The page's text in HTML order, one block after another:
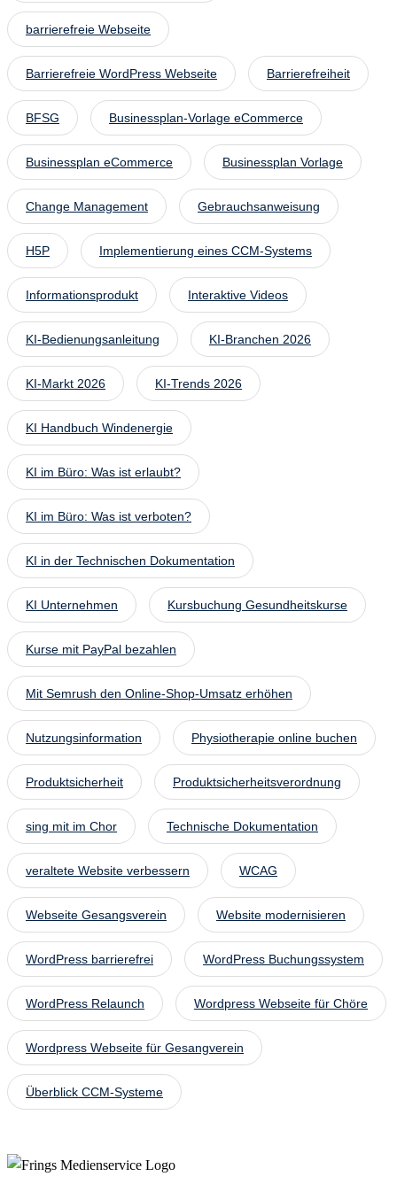
barrierefreie Webseite
Barrierefreie WordPress Webseite Barrierefreiheit
BFSG Businessplan-Vorlage eCommerce
Businessplan eCommerce Businessplan Vorlage
Change Management Gebrauchsanweisung
H5P Implementierung eines CCM-Systems
Informationsprodukt Interaktive Videos
KI-Bedienungsanleitung KI-Branchen 2026
KI-Markt 2026 KI-Trends 2026
KI Handbuch Windenergie
KI im Büro: Was ist erlaubt?
KI im Büro: Was ist verboten?
KI in der Technischen Dokumentation
KI Unternehmen Kursbuchung Gesundheitskurse
Kurse mit PayPal bezahlen
Mit Semrush den Online-Shop-Umsatz erhöhen
Nutzungsinformation Physiotherapie online buchen
Produktsicherheit Produktsicherheitsverordnung
sing mit im Chor Technische Dokumentation
veraltete Website verbessern WCAG
Webseite Gesangsverein Website modernisieren
WordPress barrierefrei WordPress Buchungssystem
WordPress Relaunch Wordpress Webseite für Chöre
Wordpress Webseite für Gesangverein
Überblick CCM-Systeme